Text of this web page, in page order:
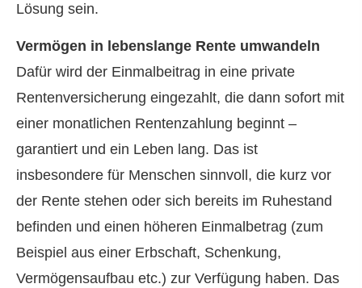
Lösung sein.
Vermögen in lebenslange Rente umwandeln
Dafür wird der Einmalbeitrag in eine private
Rentenversicherung eingezahlt, die dann sofort mit
einer monatlichen Rentenzahlung beginnt –
garantiert und ein Leben lang. Das ist
insbesondere für Menschen sinnvoll, die kurz vor
der Rente stehen oder sich bereits im Ruhestand
befinden und einen höheren Einmalbetrag (zum
Beispiel aus einer Erbschaft, Schenkung,
Vermögensaufbau etc.) zur Verfügung haben. Das